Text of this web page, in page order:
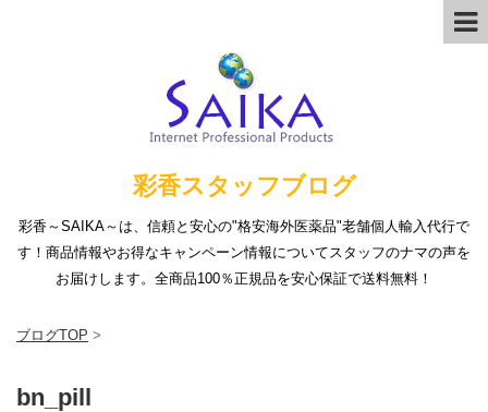
彩香スタッフブログ
彩香～SAIKA～は、信頼と安心の"格安海外医薬品"老舗個人輸入代行で
す！商品情報やお得なキャンペーン情報についてスタッフのナマの声を
お届けします。全商品100％正規品を安心保証で送料無料！
ブログTOP >
bn_pill